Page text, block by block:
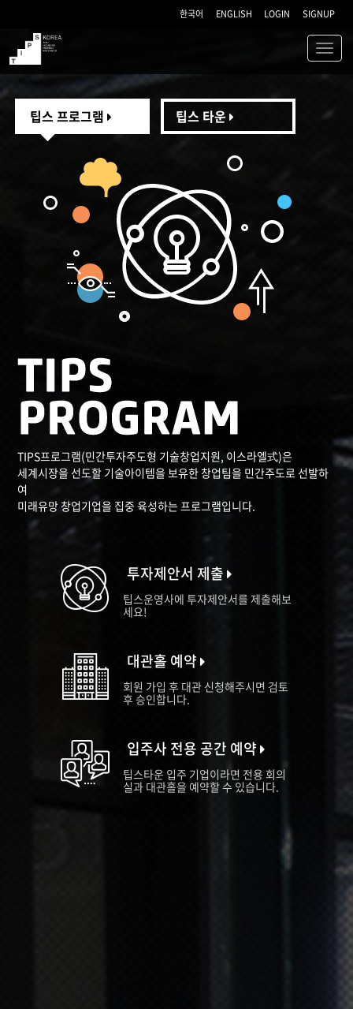
한국어 ENGLISH LOGIN SIGNUP
TIPS
팁스 프로그램 팁스 타운
TIPS프로그램(민간투자주도형 기술창업지원, 이스라엘式)은
세계시장을 선도할 기술아이템을 보유한 창업팀을 민간주도로 선발하
여
미래유망 창업기업을 집중 육성하는 프로그램입니다.
투자제안서 제출
팁스운영사에 투자제안서를 제출해보
세요!
대관홀 예약
회원 가입 후 대관 신청해주시면 검토
후 승인합니다.
입주사 전용 공간 예약
팁스타운 입주 기업이라면 전용 회의
실과 대관홀을 예약할 수 있습니다.